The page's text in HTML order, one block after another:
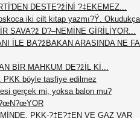
DESTE?žİNİ ?‡EKEMEZ...
iki cilt kitap yazmı?Ÿ.
SAVA?ž D?–NEMİNE GİRİLİYOR...
İLE BA?žBAKAN ARASINDA NE
BİR MAHKUM DE?žİL Kİ...
PKK böyle tasfiye edilmez
gerçek mi, yoksa balon mu?
PKK-?‡E?‡EN VE GAZ VAR